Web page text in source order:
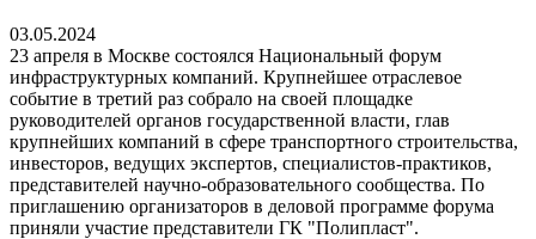
03.05.2024
23 апреля в Москве состоялся Национальный форум
инфраструктурных компаний. Крупнейшее отраслевое
событие в третий раз собрало на своей площадке
руководителей органов государственной власти, глав
крупнейших компаний в сфере транспортного строительства,
инвесторов, ведущих экспертов, специалистов-практиков,
представителей научно-образовательного сообщества. По
приглашению организаторов в деловой программе форума
приняли участие представители ГК "Полипласт".